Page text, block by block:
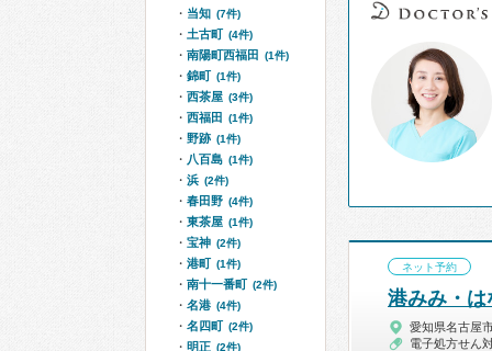
ネット予約
港みみ・
愛知県名古屋
電子処方せん
当知 (7件)
土古町 (4件)
南陽町西福田 (1件)
錦町 (1件)
西茶屋 (3件)
西福田 (1件)
野跡 (1件)
八百島 (1件)
浜 (2件)
春田野 (4件)
東茶屋 (1件)
宝神 (2件)
港町 (1件)
南十一番町 (2件)
名港 (4件)
名四町 (2件)
明正 (2件)